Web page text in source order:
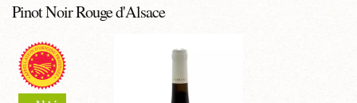
Pinot Noir Rouge d'Alsace